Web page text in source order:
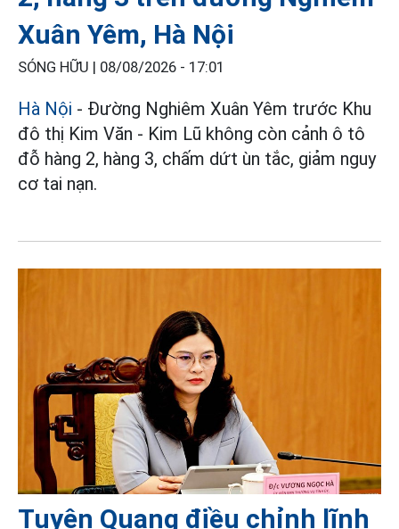
Xuân Yêm, Hà Nội
SÓNG HỮU | 08/08/2026 - 17:01
Hà Nội - Đường Nghiêm Xuân Yêm trước Khu
đô thị Kim Văn - Kim Lũ không còn cảnh ô tô
đỗ hàng 2, hàng 3, chấm dứt ùn tắc, giảm nguy
cơ tai nạn.
Tuyên Quang điều chỉnh lĩnh